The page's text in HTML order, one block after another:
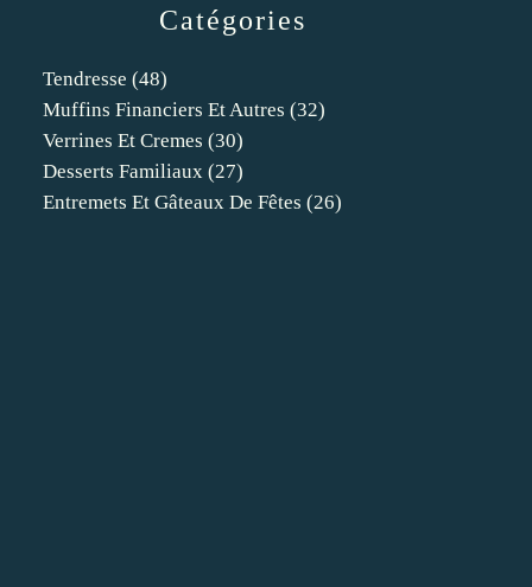
Catégories
Tendresse (48)
Muffins Financiers Et Autres (32)
Verrines Et Cremes (30)
Desserts Familiaux (27)
Entremets Et Gâteaux De Fêtes (26)